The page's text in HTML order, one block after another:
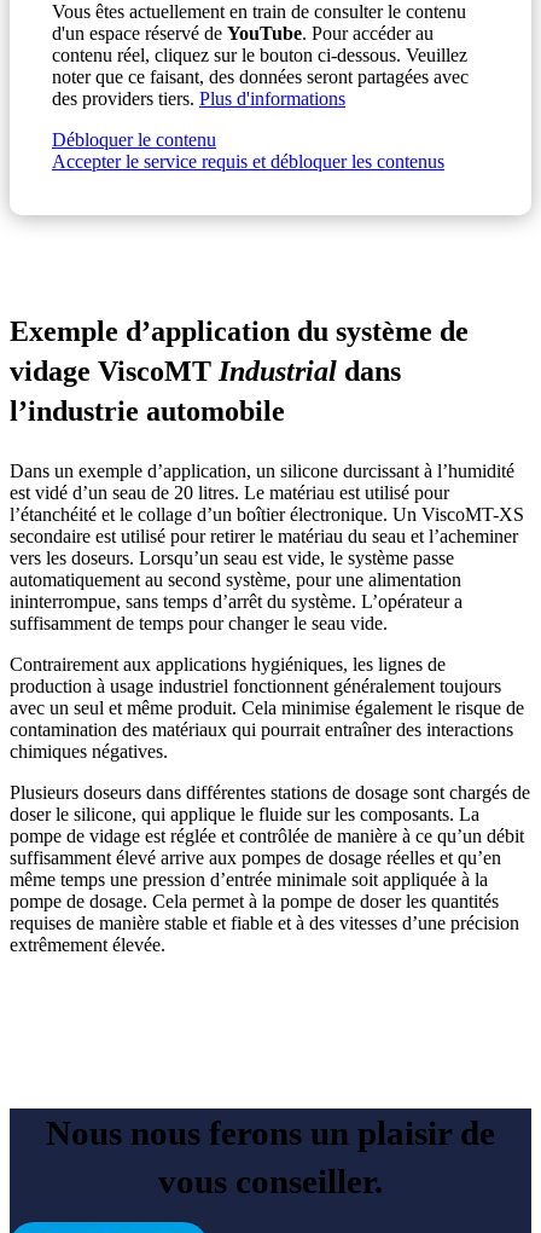
Vous êtes actuellement en train de consulter le contenu
d'un espace réservé de YouTube. Pour accéder au
contenu réel, cliquez sur le bouton ci-dessous. Veuillez
noter que ce faisant, des données seront partagées avec
des providers tiers. Plus d'informations
Débloquer le contenu
Accepter le service requis et débloquer les contenus
Exemple d’application du système de
vidage ViscoMT Industrial dans
l’industrie automobile
Dans un exemple d’application, un silicone durcissant à l’humidité
est vidé d’un seau de 20 litres. Le matériau est utilisé pour
l’étanchéité et le collage d’un boîtier électronique. Un ViscoMT-XS
secondaire est utilisé pour retirer le matériau du seau et l’acheminer
vers les doseurs. Lorsqu’un seau est vide, le système passe
automatiquement au second système, pour une alimentation
ininterrompue, sans temps d’arrêt du système. L’opérateur a
suffisamment de temps pour changer le seau vide.
Contrairement aux applications hygiéniques, les lignes de
production à usage industriel fonctionnent généralement toujours
avec un seul et même produit. Cela minimise également le risque de
contamination des matériaux qui pourrait entraîner des interactions
chimiques négatives.
Plusieurs doseurs dans différentes stations de dosage sont chargés de
doser le silicone, qui applique le fluide sur les composants. La
pompe de vidage est réglée et contrôlée de manière à ce qu’un débit
suffisamment élevé arrive aux pompes de dosage réelles et qu’en
même temps une pression d’entrée minimale soit appliquée à la
pompe de dosage. Cela permet à la pompe de doser les quantités
requises de manière stable et fiable et à des vitesses d’une précision
extrêmement élevée.
Nous nous ferons un plaisir de
vous conseiller.